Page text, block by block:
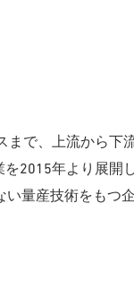
まで、上流から下
2015年より展開
量産技術をもつ